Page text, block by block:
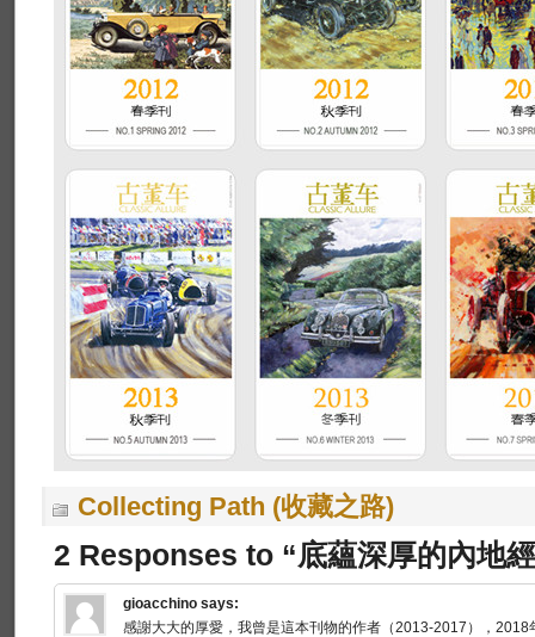
Collecting Path (收藏之路)
2 Responses to “底蘊深厚的內地
gioacchino says:
感謝大大的厚愛，我曾是這本刊物的作者（2013-2017），